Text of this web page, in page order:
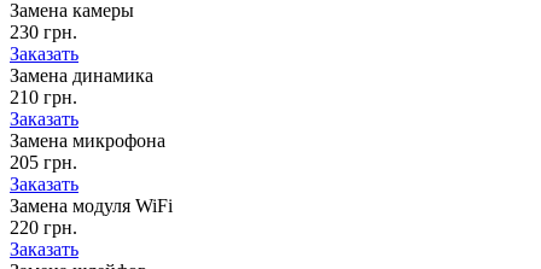
Замена камеры
230 грн.
Заказать
Замена динамика
210 грн.
Заказать
Замена микрофона
205 грн.
Заказать
Замена модуля WiFi
220 грн.
Заказать